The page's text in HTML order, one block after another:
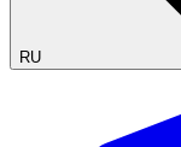
RU